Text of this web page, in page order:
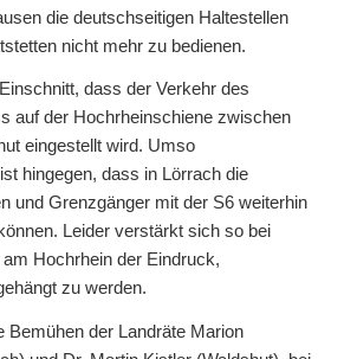
die deutschseitigen Haltestellen
nicht mehr zu bedienen.
dass der Verkehr des
auf der Hochrheinschiene zwischen
eingestellt wird. Umso
hingegen, dass in Lörrach die
und Grenzgänger mit der S6 weiterhin
Leider verstärkt sich so bei
Hochrhein der Eindruck,
zu werden.
Bemühen der Landräte Marion